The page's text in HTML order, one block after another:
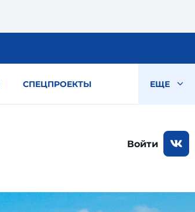
СПЕЦПРОЕКТЫ ЕЩЕ
Войти